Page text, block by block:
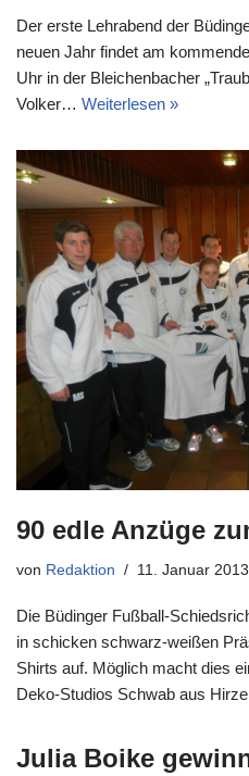
Der erste Lehrabend der
neuen Jahr findet am
Uhr in der Bleichenbacher
Volker… Weiterlesen »
90 edle Anzüge
von Redaktion 11. Januar 2013
Die Büdinger Fußball-
in schicken schwarz-weißen
Shirts auf. Möglich macht dies
Deko-Studios Schwab aus
Julia Boike